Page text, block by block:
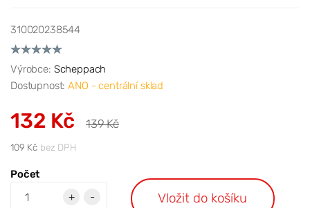
310020238544
Výrobce: Scheppach
Dostupnost:ANO - centrální sklad
132 Kč 139 Kč
109 Kč bez DPH
Počet
+
- Vložit do košíku